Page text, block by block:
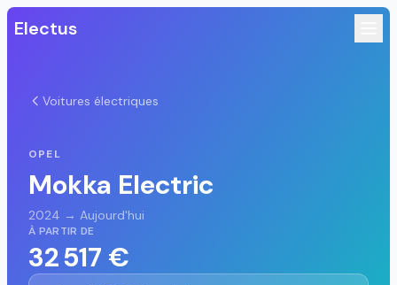
Electus
Voitures électriques
OPEL
Mokka Electric
2024 → Aujourd'hui
À PARTIR DE
32 517 €